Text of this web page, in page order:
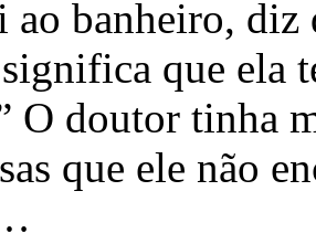
ao banheiro,
que ela
O doutor tinha
que ele não